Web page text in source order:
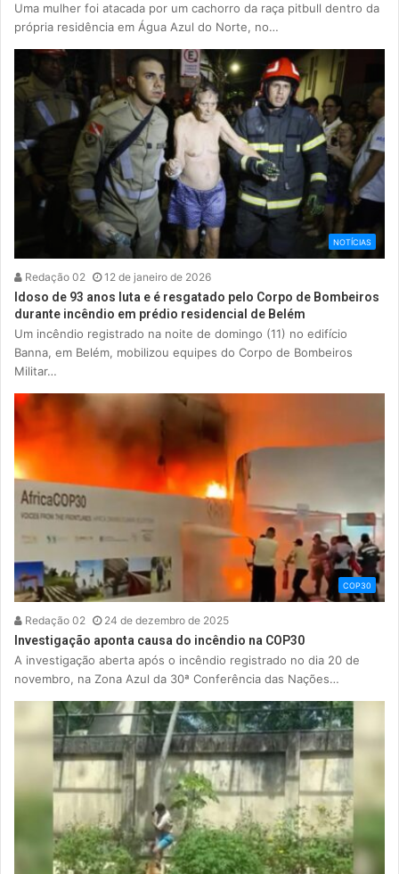
Uma mulher foi atacada por um cachorro da raça pitbull dentro da
própria residência em Água Azul do Norte, no…
NOTÍCIAS
Redação 02 12 de janeiro de 2026
Idoso de 93 anos luta e é resgatado pelo Corpo de Bombeiros
durante incêndio em prédio residencial de Belém
Um incêndio registrado na noite de domingo (11) no edifício
Banna, em Belém, mobilizou equipes do Corpo de Bombeiros
Militar…
COP30
Redação 02 24 de dezembro de 2025
Investigação aponta causa do incêndio na COP30
A investigação aberta após o incêndio registrado no dia 20 de
novembro, na Zona Azul da 30ª Conferência das Nações…